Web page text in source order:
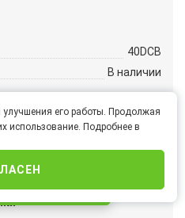
40DCB
В наличии
12192 x 2438 x 2591
улучшения его работы. Продолжая
использование. Подробнее в